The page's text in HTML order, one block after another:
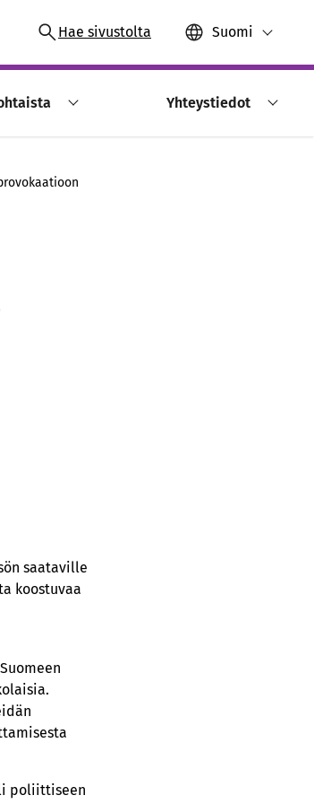
Hae sivustolta Suomi
Yhteystiedot
saataville
koostuvaa
poliittiseen